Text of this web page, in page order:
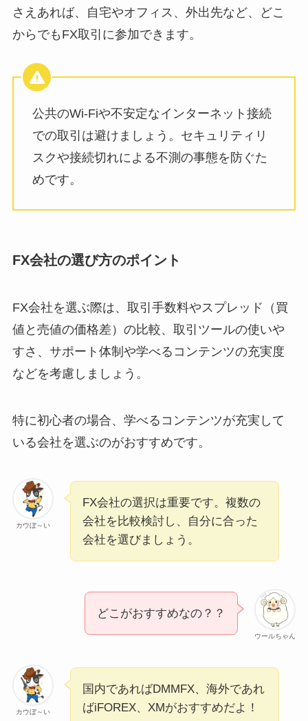
さえあれば、自宅やオフィス、外出先など、どこ
からでもFX取引に参加できます。
公共のWi-Fiや不安定なインターネット接続
での取引は避けましょう。セキュリティリ
スクや接続切れによる不測の事態を防ぐた
めです。
FX会社の選び方のポイント
FX会社を選ぶ際は、取引手数料やスプレッド（買
値と売値の価格差）の比較、取引ツールの使いや
すさ、サポート体制や学べるコンテンツの充実度
などを考慮しましょう。
特に初心者の場合、学べるコンテンツが充実して
いる会社を選ぶのがおすすめです。
カウぼ～い
FX会社の選択は重要です。複数の
会社を比較検討し、自分に合った
会社を選びましょう。
ウールちゃん
どこがおすすめなの？？
カウぼ～い
国内であればDMMFX、海外であれ
ばiFOREX、XMがおすすめだよ！